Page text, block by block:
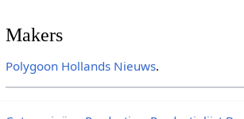
Makers
Polygoon Hollands Nieuws.